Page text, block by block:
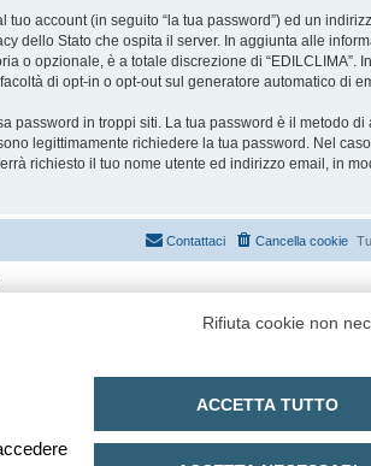
account (in seguito “la tua password”) ed un
dello Stato che ospita il server. In aggiunta alle
o opzionale, è a totale discrezione di “EDILCLIMA”.
di opt-in o opt-out sul generatore automatico di
password in troppi siti. La tua password è il metodo di
legittimamente richiedere la tua password. Nel
richiesto il tuo nome utente ed indirizzo email, in
Cancella cookie
Contattaci
Rifiuta cookie non
ACCETTA TUTTO